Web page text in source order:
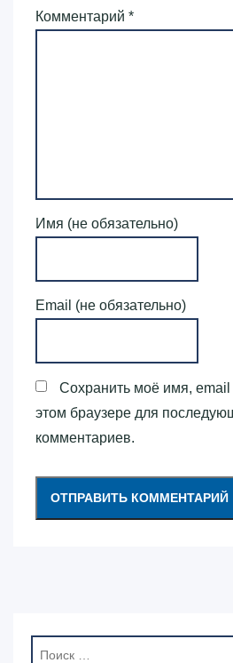
Комментарий *
Имя (не обязательно)
Email (не обязательно)
Сохранить моё имя, email
этом браузере для
комментариев.